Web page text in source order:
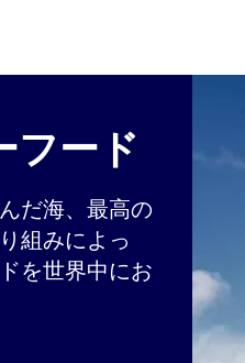
フード
だ海、最高の
組みによっ
を世界中にお